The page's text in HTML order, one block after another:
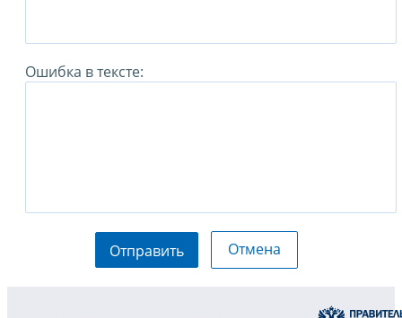
Ошибка в тексте:
Отправить Отмена